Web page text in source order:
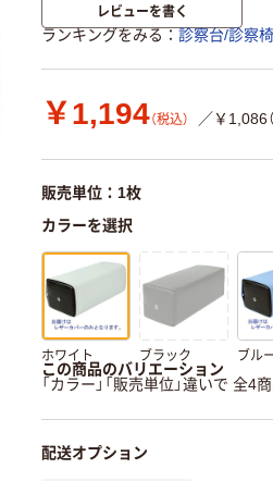
レビューを書く
ランキングをみる 診察台/診察
￥1,194（税込） ／￥1,086
販売単位：1枚
カラーを選択
ホワイト ブラック ブル
この商品のバリエーション
「カラー」「販売単位」違いで 全4
配送オプション